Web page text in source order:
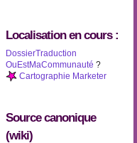
Localisation en cours :
DossierTraduction
OuEstMaCommunauté ?
Cartographie Marketer
Source canonique
(wiki)